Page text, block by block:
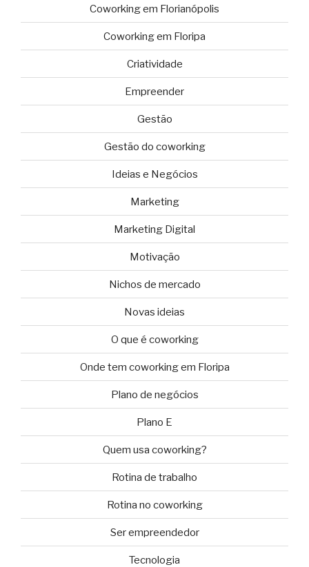
Coworking em Florianópolis
Coworking em Floripa
Criatividade
Empreender
Gestão
Gestão do coworking
Ideias e Negócios
Marketing
Marketing Digital
Motivação
Nichos de mercado
Novas ideias
O que é coworking
Onde tem coworking em Floripa
Plano de negócios
Plano E
Quem usa coworking?
Rotina de trabalho
Rotina no coworking
Ser empreendedor
Tecnologia